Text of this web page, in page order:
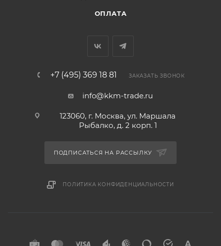
ОПЛАТА
+7 (495) 369 18 81 ЗАКАЗАТЬ ЗВОНОК
info@kkm-trade.ru
123060, г. Москва, ул. Маршала
Рыбалко, д. 2 корп. 1
ПОДПИСАТЬСЯ НА РАССЫЛКУ
ПОЛИТИКА КОНФИДЕНЦИАЛЬНОСТИ